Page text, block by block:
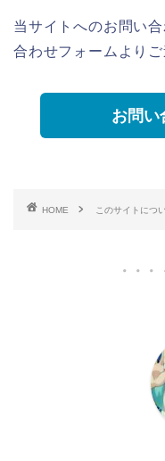
当サイトへのお問い
合わせフォームより
お問い
HOME このサイトにつ